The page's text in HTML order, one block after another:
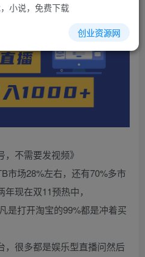
，不需要发视频》
市场28%左右，还有70%多市
现在双11预热中，
是打开淘宝的99%都是冲着买
，很多都是娱乐型直播问然后
小说，免费下载
创业资源网